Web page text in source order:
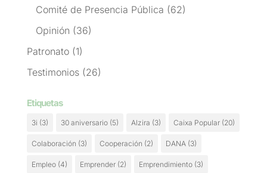
Comité de Presencia Pública (62)
Opinión (36)
Patronato(1)
Testimonios(26)
Etiquetas
3i (3) 30 aniversario(5) Alzira (3) Caixa Popular(20)
Colaboración (3) Cooperación (2) DANA(3)
Empleo(4) Emprender(2) Emprendimiento(3)